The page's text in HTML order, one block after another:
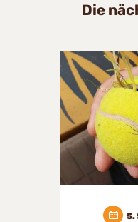
Die
5.